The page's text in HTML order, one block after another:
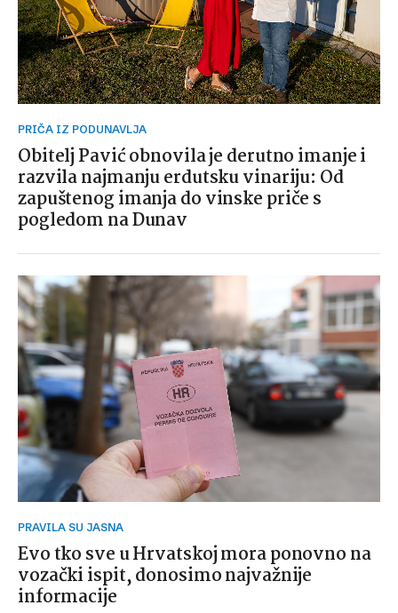
PRIČA IZ PODUNAVLJA
Obitelj Pavić obnovila je derutno imanje i
razvila najmanju erdutsku vinariju: Od
zapuštenog imanja do vinske priče s
pogledom na Dunav
PRAVILA SU JASNA
Evo tko sve u Hrvatskoj mora ponovno na
vozački ispit, donosimo najvažnije
informacije